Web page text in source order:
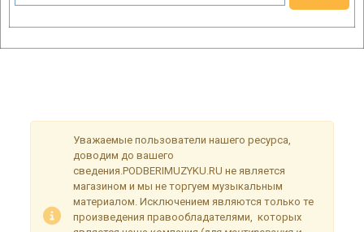
Уважаемые пользователи нашего ресурса,
доводим до вашего
сведения.PODBERIMUZYKU.RU не является
магазином и мы не торгуем музыкальным
материалом. Исключением являются только те
произведения правообладателями, которых